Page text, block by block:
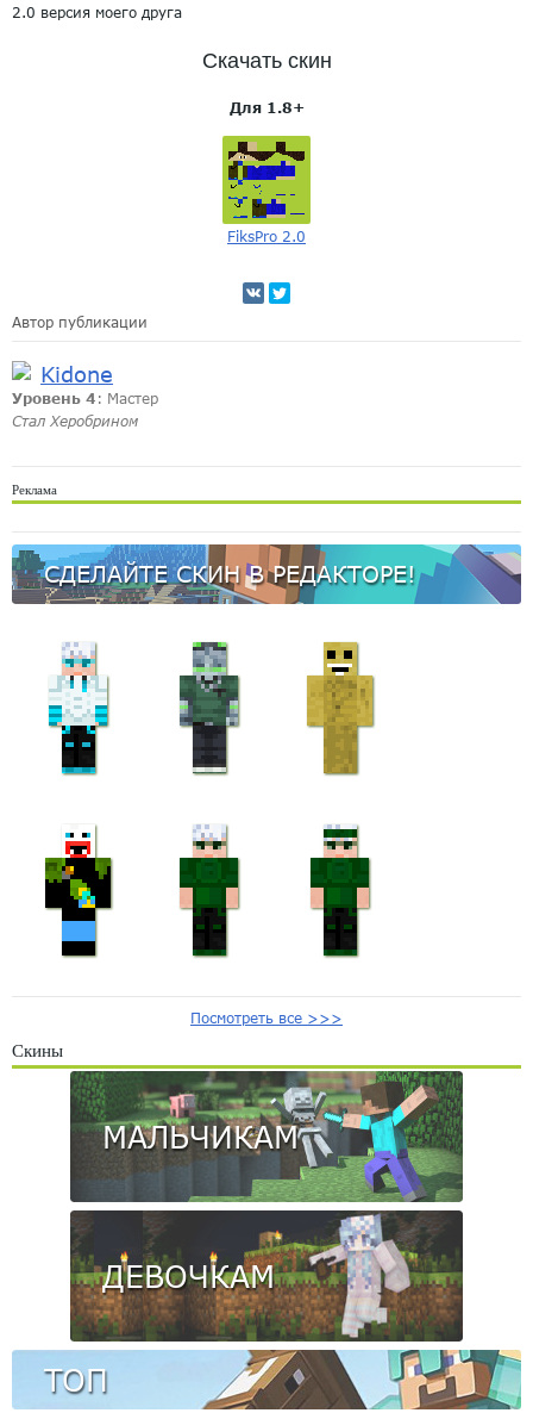
2.0 версия моего друга
Скачать скин
Для 1.8+
FiksPro 2.0
Автор публикации
Kidone
Уровень 4 : Мастер
Стал Херобрином
Реклама
СДЕЛАЙТЕ СКИН В РЕДАКТОРЕ!
Посмотреть все >>>
Скины
МАЛЬЧИКАМ
ДЕВОЧКАМ
ТОП